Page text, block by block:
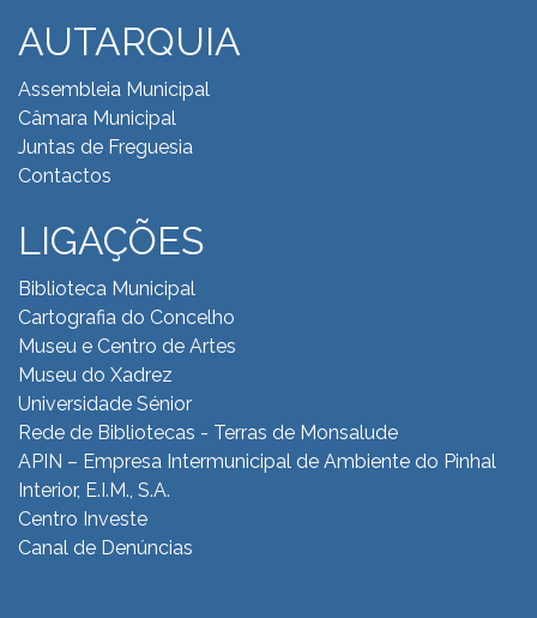
AUTARQUIA
Assembleia Municipal
Câmara Municipal
Juntas de Freguesia
Contactos
LIGAÇÕES
Biblioteca Municipal
Cartografia do Concelho
Museu e Centro de Artes
Museu do Xadrez
Universidade Sénior
Rede de Bibliotecas - Terras de Monsalude
APIN – Empresa Intermunicipal de Ambiente do Pinhal
Interior, E.I.M., S.A.
Centro Investe
Canal de Denúncias